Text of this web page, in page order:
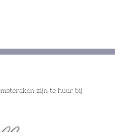
zijn te huur bij